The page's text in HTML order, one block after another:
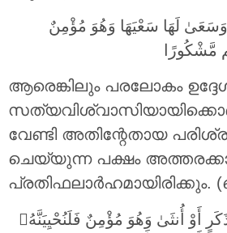
لَهَا سَعْيَهَا وَهُوَ مُؤْمِنٌ
مَّشْكُورًا
ആരെങ്കിലും പരലോകം
വേണ്ടി അതിന്റേതായ
ചെയ്യുന്ന പക്ഷം
പ്രതിഫലാര്‍ഹമായിരിക്കും.
أَوْ أُنثَىٰ وَهُوَ مُؤْمِنٌ فَلَنُحْيِيَنَّهُۥ